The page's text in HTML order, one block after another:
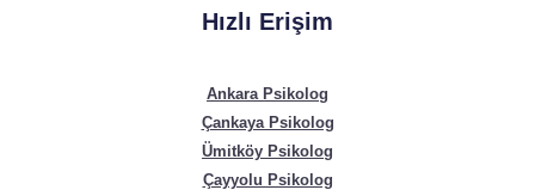
Hızlı Erişim
Ankara Psikolog
Çankaya Psikolog
Ümitköy Psikolog
Çayyolu Psikolog